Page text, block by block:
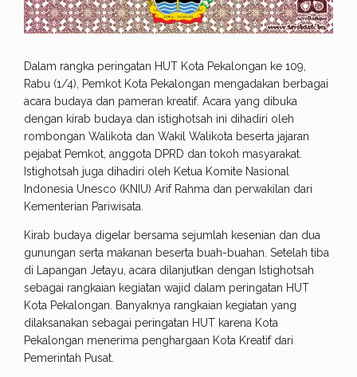
Dalam rangka peringatan HUT Kota Pekalongan ke 109,
Rabu (1/4), Pemkot Kota Pekalongan mengadakan berbagai
acara budaya dan pameran kreatif. Acara yang dibuka
dengan kirab budaya dan istighotsah ini dihadiri oleh
rombongan Walikota dan Wakil Walikota beserta jajaran
pejabat Pemkot, anggota DPRD dan tokoh masyarakat.
Istighotsah juga dihadiri oleh Ketua Komite Nasional
Indonesia Unesco (KNIU) Arif Rahma dan perwakilan dari
Kementerian Pariwisata.
Kirab budaya digelar bersama sejumlah kesenian dan dua
gunungan serta makanan beserta buah-buahan. Setelah tiba
di Lapangan Jetayu, acara dilanjutkan dengan Istighotsah
sebagai rangkaian kegiatan wajid dalam peringatan HUT
Kota Pekalongan. Banyaknya rangkaian kegiatan yang
dilaksanakan sebagai peringatan HUT karena Kota
Pekalongan menerima penghargaan Kota Kreatif dari
Pemerintah Pusat.